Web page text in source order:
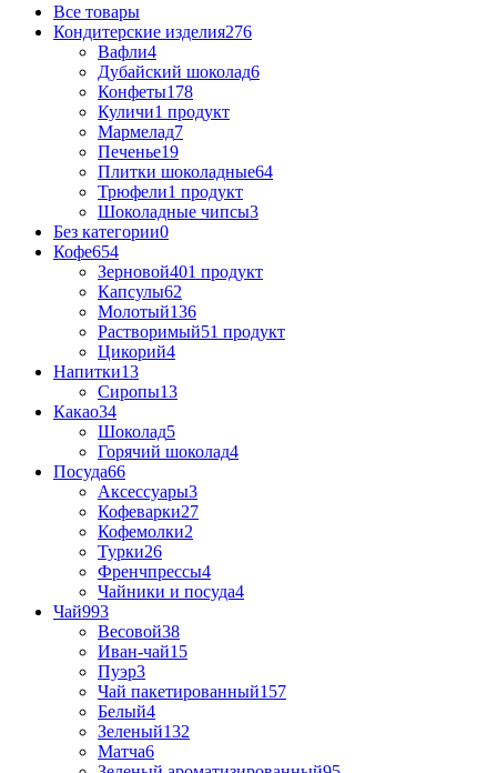
Все товары
Кондитерские изделия276
Вафли4
Дубайский шоколад6
Конфеты178
Куличи1 продукт
Мармелад7
Печенье19
Плитки шоколадные64
Трюфели1 продукт
Шоколадные чипсы3
Без категории0
Кофе654
Зерновой401 продукт
Капсулы62
Молотый136
Растворимый51 продукт
Цикорий4
Напитки13
Сиропы13
Какао34
Шоколад5
Горячий шоколад4
Посуда66
Аксессуары3
Кофеварки27
Кофемолки2
Турки26
Френчпрессы4
Чайники и посуда4
Чай993
Весовой38
Иван-чай15
Пуэр3
Чай пакетированный157
Белый4
Зеленый132
Матча6